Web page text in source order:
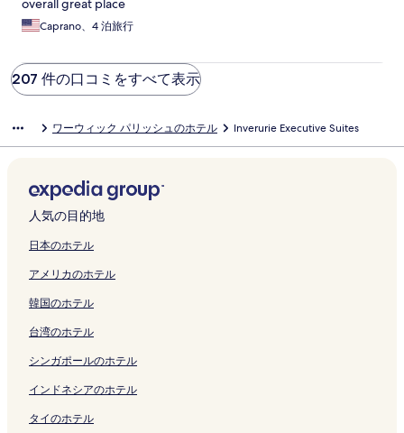
overall great place
Caprano、4 泊旅行
207 件の口コミをすべて表示
ワーウィック パリッシュのホテル Inverurie Executive Suites
人気の目的地
日本のホテル
アメリカのホテル
韓国のホテル
台湾のホテル
シンガポールのホテル
インドネシアのホテル
タイのホテル